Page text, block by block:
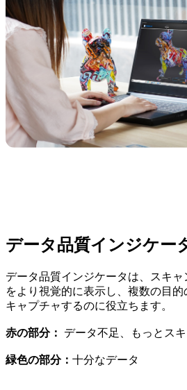
データ品質インジケー
データ品質インジケータは、スキ
をより視覚的に表示し、複数の目
キャプチャするのに役立ちます。
赤の部分： データ不足、もっとス
緑色の部分： 十分なデータ